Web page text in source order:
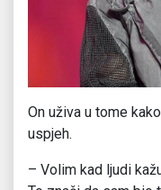
On uživa u tome
uspjeh.
– Volim kad ljudi